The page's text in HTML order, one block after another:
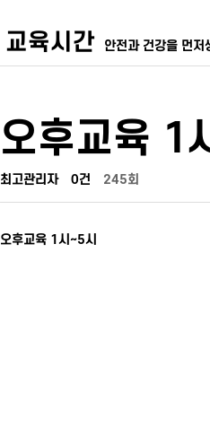
교육시간 안전과 건강을 먼저
오후교육 1
최고관리자 0건 245회
오후교육 1시~5시